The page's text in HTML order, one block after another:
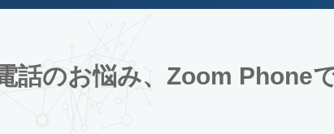
話のお悩み、Zoom Phone